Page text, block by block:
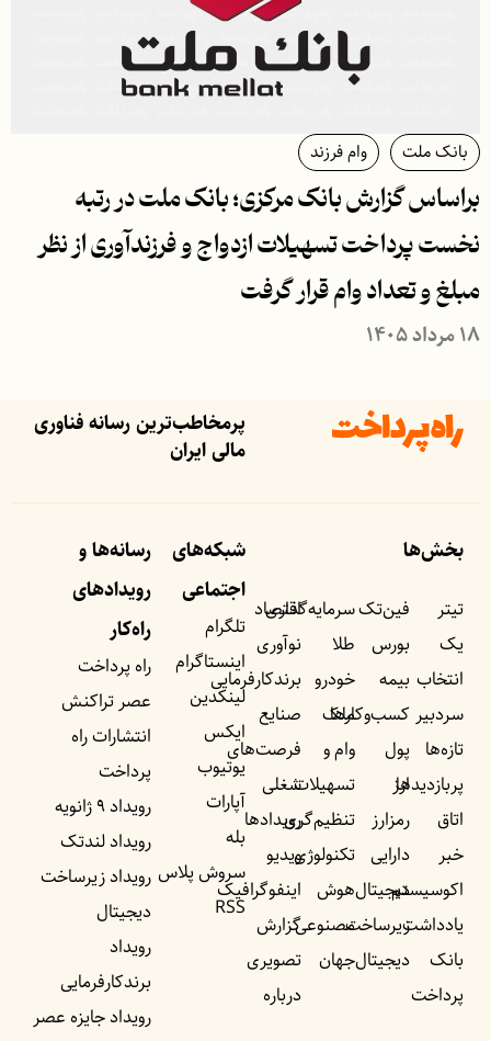
بانک ملت وام فرزند
براساس گزارش بانک مركزی؛ بانک ملت در رتبه
نخست پرداخت تسهیلات ازدواج و فرزندآوری از نظر
مبلغ و تعداد وام قرار گرفت
۱۸ مرداد ۱۴۰۵
پرمخاطب‌ترین رسانه فناوری
مالی ایران
بخش‌ها
تیتر
یک
انتخاب
سردبیر
تازه‌ها
پربازدید‌ها
اتاق
خبر
اکوسیستم
یادداشت‌
بانک
پرداخت
فین‌تک
بورس
بیمه
کسب‌وکار‌ها
پول
ارز
رمزارز
دارایی
دیجیتال
زیرساخت
دیجیتال
سرمایه‌گذاری
طلا
خودرو
ملک
وام و
تسهیلات
تنظیم‌گری
تکنولوژی
هوش
مصنوعی
جهان
اقتصاد
نوآوری
برندکارفرمایی
صنایع
فرصت‌های
شغلی
رویداد‌ها
ویدیو
اینفوگرافیک
گزارش
تصویری
درباره
شبکه‌های
اجتماعی
تلگرام
اینستاگرام
لینکدین
ایکس
یوتیوب
آپارات
بله
سروش پلاس
RSS
رسانه‌ها و
رویداد‌های
راه‌کار
راه پرداخت
عصر تراکنش
انتشارات راه
پرداخت
رویداد ۹ ژانویه
رویداد لندتک
رویداد زیرساخت
دیجیتال
رویداد
برندکارفرمایی
رویداد جایزه عصر